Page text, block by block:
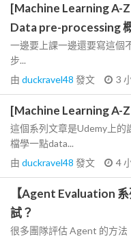
[Machine Learning A-
Data pre-processing
一邊要上課一邊還要寫這個
步...
由 duckravel48 發文 3
[Machine Learning A-
這個系列文章是Udemy上的
檔學一點data...
由 duckravel48 發文 4
【Agent Evaluation
試？
很多團隊評估 Agent 的方